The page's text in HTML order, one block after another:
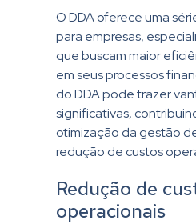
O DDA oferece uma
para empresas,
que buscam maior
em seus processos
do DDA pode trazer
significativas,
otimização da gestão
redução de custos
Redução de
operacionais